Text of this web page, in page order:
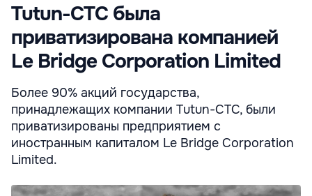
Tutun-CTC была
приватизирована компанией
Le Bridge Corporation Limited
Более 90% акций государства,
принадлежащих компании Tutun-CTC, были
приватизированы предприятием с
иностранным капиталом Le Bridge Corporation
Limited.